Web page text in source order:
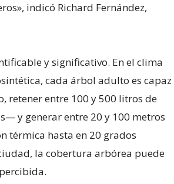
indicó Richard Fernández,
y significativo. En el clima
cada árbol adulto es capaz
retener entre 100 y 500 litros de
y generar entre 20 y 100 metros
térmica hasta en 20 grados
la cobertura arbórea puede